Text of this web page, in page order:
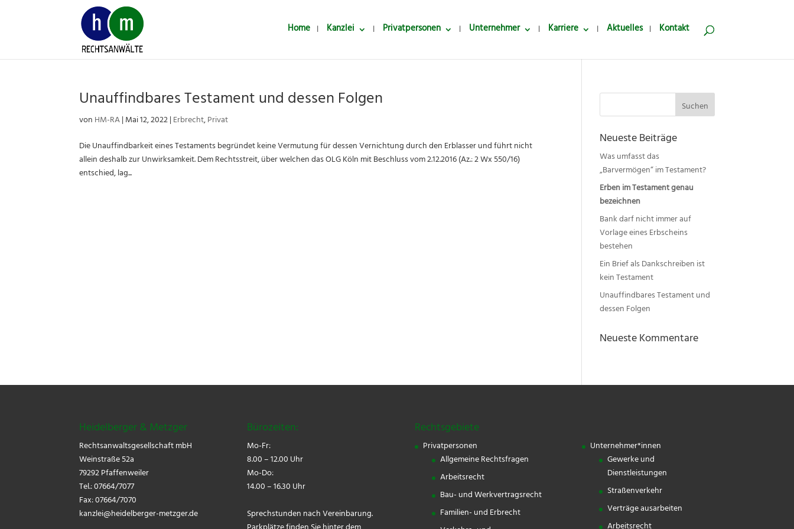
Home Kanzlei Privatpersonen Unternehmer Karriere Aktuelles Kontakt
Unauffindbares Testament und dessen Folgen
vonHM-RA|Mai 12, 2022|Erbrecht,Privat
Die Unauffindbarkeit eines Testaments begründet keine Vermutung für dessen Vernichtung durch den Erblasser und führt nicht
allein deshalb zur Unwirksamkeit. Dem Rechtsstreit, über welchen das OLG Köln mit Beschluss vom 2.12.2016 (Az.: 2 Wx 550/16)
entschied, lag...
Suchen
Neueste Beiträge
Was umfasst das
„Barvermögen“ im Testament?
Erben im Testament genau
bezeichnen
Bank darf nicht immer auf
Vorlage eines Erbscheins
bestehen
Ein Brief als Dankschreiben ist
kein Testament
Unauffindbares Testament und
dessen Folgen
Neueste Kommentare
Heidelberger & Metzger
Rechtsanwaltsgesellschaft mbH
Weinstraße 52a
79292 Pfaffenweiler
Tel.: 07664/7077
Fax: 07664/7070
kanzlei@heidelberger-metzger.de
Bürozeiten:
Mo-Fr:
8.00 – 12.00 Uhr
Mo-Do:
14.00 – 16.30 Uhr
Sprechstunden nach Vereinbarung.
Rechtsgebiete
Privatpersonen
Allgemeine Rechtsfragen
Arbeitsrecht
Bau- und Werkvertragsrecht
Familien- und Erbrecht
Unternehmer*innen
Gewerke und
Dienstleistungen
Straßenverkehr
Verträge ausarbeiten